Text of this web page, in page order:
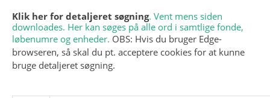
Klik her for detaljeret søgning. Vent mens siden
downloades. Her kan søges på alle ord i samtlige fonde,
løbenumre og enheder. OBS: Hvis du bruger Edge-
browseren, så skal du pt. acceptere cookies for at kunne
bruge detaljeret søgning.